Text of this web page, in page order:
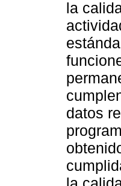
la
datos